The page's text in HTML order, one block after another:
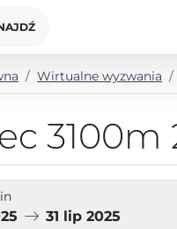
Wirtualne wyzwania
3100m
31 lip 2025